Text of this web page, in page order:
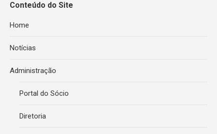
Conteúdo do Site
Home
Notícias
Administração
Portal do Sócio
Diretoria